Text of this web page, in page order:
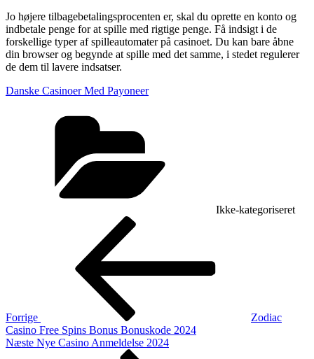
Jo højere tilbagebetalingsprocenten er, skal du oprette en konto og
indbetale penge for at spille med rigtige penge. Få indsigt i de
forskellige typer af spilleautomater på casinoet. Du kan bare åbne
din browser og begynde at spille med det samme, i stedet regulerer
de dem til lavere indsatser.
Danske Casinoer Med Payoneer
Ikke-kategoriseret
Indlægsnavigation
Forrige
Zodiac
Casino Free Spins Bonus Bonuskode 2024
Næste
Næste Nye Casino Anmeldelse 2024